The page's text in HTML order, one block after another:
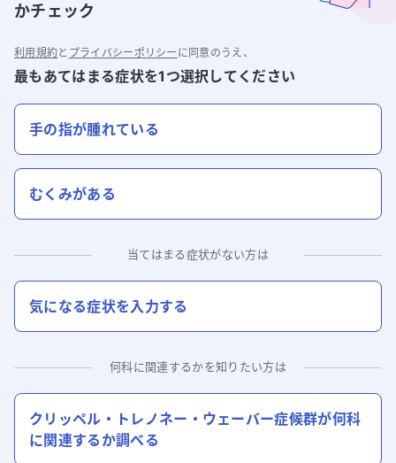
かチェック
利用規約と プライバシーポリシー に同意のうえ、
最もあてはまる症状を1つ選択してください
手の指が腫れている
むくみがある
当てはまる症状がない方は
気になる症状を入力する
何科に関連するかを知りたい方は
クリッペル・トレノネー・ウェーバー症候群が何科
に関連するか調べる